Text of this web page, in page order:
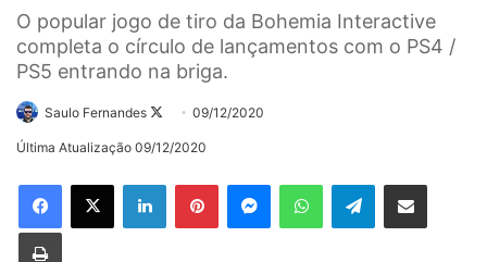
O popular jogo de tiro da Bohemia Interactive
completa o círculo de lançamentos com o PS4 /
PS5 entrando na briga.
Saulo Fernandes
Follow
on
09/12/2020
Última Atualização 09/12/2020
LinkedinPinterestMessengerWhatsAppTelegramCompartilhar via e-mail
Imprimir